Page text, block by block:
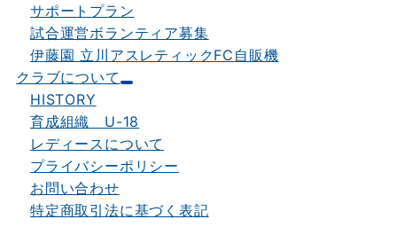
サポートプラン
試合運営ボランティア募集
伊藤園 立川アスレティックFC自販機
クラブについて
HISTORY
育成組織 U-18
レディースについて
プライバシーポリシー
お問い合わせ
特定商取引法に基づく表記